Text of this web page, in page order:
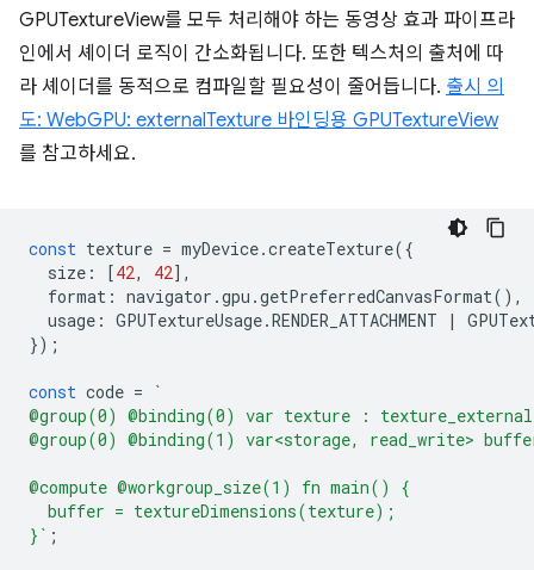
GPUTextureView를 모두 처리해야 하는 동영상 효과 파이프라
인에서 셰이더 로직이 간소화됩니다. 또한 텍스처의 출처에 따
라 셰이더를 동적으로 컴파일할 필요성이 줄어듭니다. 출시 의
도: WebGPU: externalTexture 바인딩용 GPUTextureView
를 참고하세요.
const texture = myDevice.createTexture({
size : [42, 42],
format : navigator .gpu .getPreferredCanvasFormat(),
usage : GPUTextureUsage.RENDER_ATTACHMENT |
});
const code =
`
@group(0) @binding(0) var texture :
@group(0) @binding(1) var<storage, read_write>
@compute @workgroup_size(1) fn main() {
  buffer = textureDimensions(texture);
}` ;